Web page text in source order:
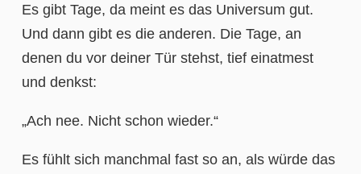
Es gibt Tage, da meint es das Universum gut.
Und dann gibt es die anderen. Die Tage, an
denen du vor deiner Tür stehst, tief einatmest
und denkst:
„Ach nee. Nicht schon wieder.“
Es fühlt sich manchmal fast so an, als würde das